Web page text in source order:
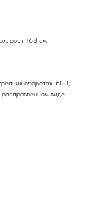
рост 168 см.
оборотах-600,
виде.